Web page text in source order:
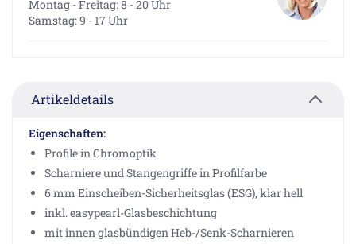
Montag - Freitag: 8 - 20 Uhr
Samstag: 9 - 17 Uhr
Artikeldetails
Eigenschaften:
Profile in Chromoptik
Scharniere und Stangengriffe in Profilfarbe
6 mm Einscheiben-Sicherheitsglas (ESG), klar hell
inkl. easypearl-Glasbeschichtung
mit innen glasbündigen Heb-/Senk-Scharnieren